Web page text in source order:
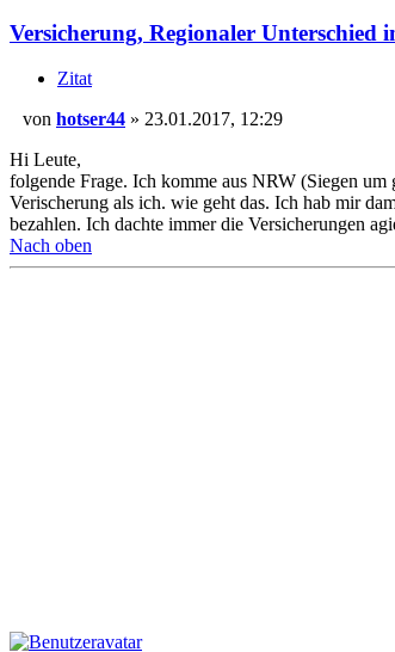
Versicherung, Regionaler Unterschied
Zitat
von hotser44 » 23.01.2017, 12:29
Hi Leute,
folgende Frage. Ich komme aus NRW (Siegen
Verischerung als ich. wie geht das. Ich hab mir
bezahlen. Ich dachte immer die Versicherungen
Nach oben